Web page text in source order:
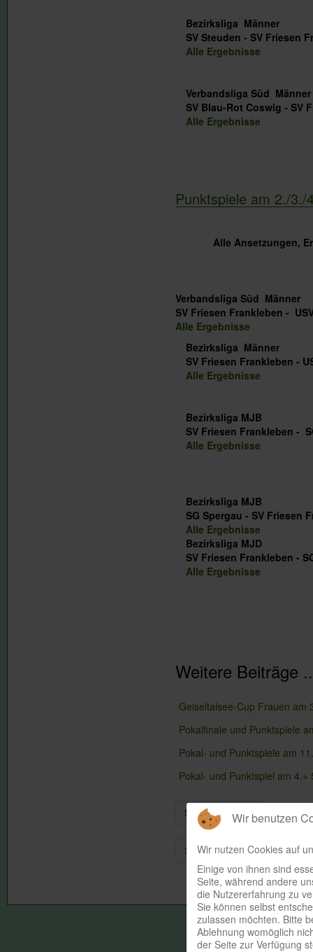
Bezirksliga Männer
SV Steuden - SV Friesen
Alle Ergebnisse
Verbandsliga Süd Männer
SV Blau-Rot Coswig -
Alle Ergebnisse
Punktspiele am 2./
Alle Ansetzungen,
Verbandsliga Süd Männer
SV Friesen Frankleben -
Alle Ergebnisse
Bezirksliga Männer
SV Friesen Frankleben -
Alle Ergebnisse
Bezirksliga MJB
SV Friesen Frankleben -
Alle Ergebnisse
Bezirksliga MJB
SG Spergau - SV Friesen
Alle Ergebnisse
Bezirksliga MJD
SV Friesen
Alle Ergebnisse
Weitere Beiträge
Geiseltalsee-Cup Frauen am
Pokalfinale und Punktspiele
Pokal- und Punktspiele am
Pokal- und Punktspiel am 4.+
Seite 8 von 106
Start Zurück 3 4
Wir benutzen
Wir nutzen Cookies auf
Einige von ihnen sind
Seite, während andere
die Nutzererfahrung zu
Sie können selbst
zulassen möchten. Bitte
Ablehnung womöglich
der Seite zur Verfügung